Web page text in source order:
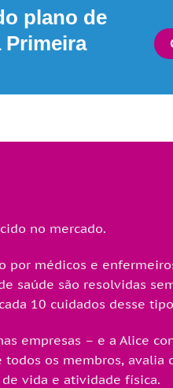
plano de
Primeira
no mercado.
por médicos e
saúde são resolvidas
10 cuidados desse
empresas – e a Alice
os membros, avalia
vida e atividade física.